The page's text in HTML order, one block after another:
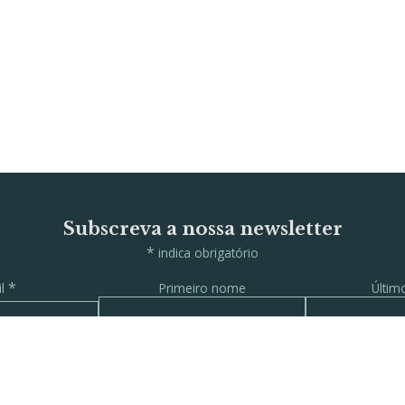
Subscreva a nossa newsletter
* indica obrigatório
* Primeiro nome